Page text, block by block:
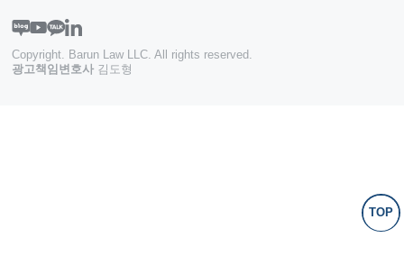
TOP
Copyright. Barun Law LLC. All rights reserved.
광고책임변호사 김도형